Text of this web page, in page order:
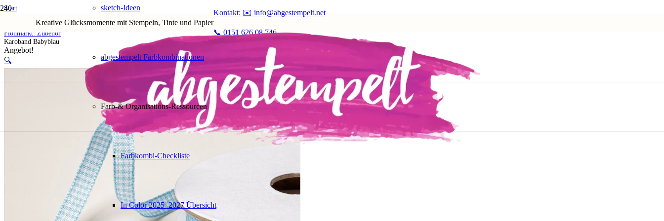
Kreative Glücksmomente mit Stempeln, Tinte und Papier
Kontakt: ✉️ info@abgestempelt.net
📞 0151 626 08 746
sketch-Ideen
abgestempelt Farbkombinationen
Farb-& Organisations-Ressourcen
Farbkombi-Checkliste
In Color 2025–2027 Übersicht
Start
5. Flohmarkt
Flohmarkt: Zubehör
Karoband Babyblau
Angebot!
🔍